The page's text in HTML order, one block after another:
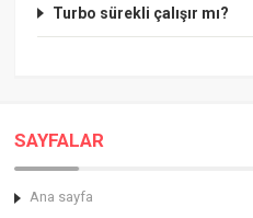
Turbo sürekli çalışır mı?
SAYFALAR
Ana sayfa